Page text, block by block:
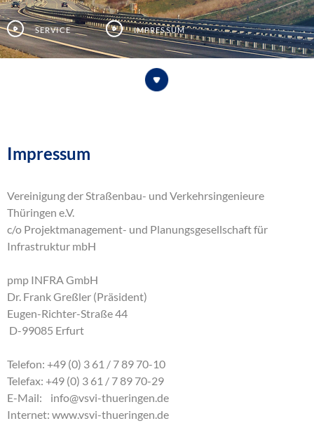
Service Impressum
Impressum
Vereinigung der Straßenbau- und Verkehrsingenieure
Thüringen e.V.
c/o Projektmanagement- und Planungsgesellschaft für
Infrastruktur mbH
pmp INFRA GmbH
Dr. Frank Greßler (Präsident)
Eugen-Richter-Straße 44
D-99085 Erfurt
Telefon: +49 (0) 3 61 / 7 89 70-10
Telefax: +49 (0) 3 61 / 7 89 70-29
E-Mail: info@vsvi-thueringen.de
Internet: www.vsvi-thueringen.de